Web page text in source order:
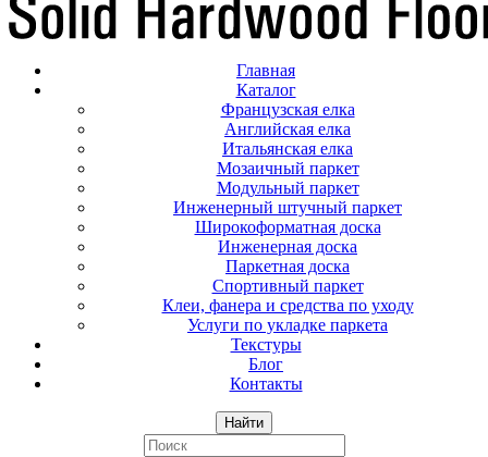
Главная
Каталог
Французская елка
Английская елка
Итальянская елка
Мозаичный паркет
Модульный паркет
Инженерный штучный паркет
Широкоформатная доска
Инженерная доска
Паркетная доска
Спортивный паркет
Клеи, фанера и средства по уходу
Услуги по укладке паркета
Текстуры
Блог
Контакты
Найти